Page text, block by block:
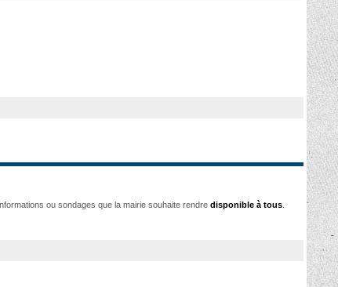
ou sondages que la mairie souhaite rendre disponible à tous